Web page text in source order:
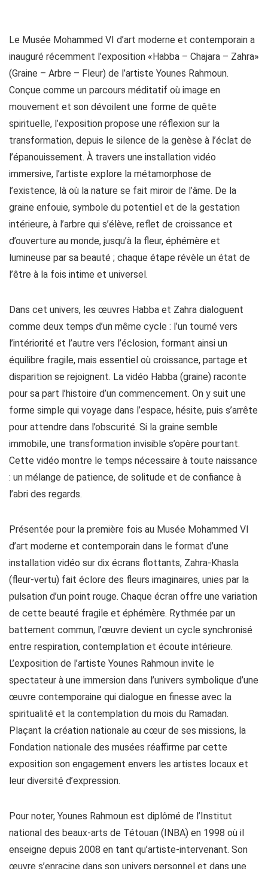
Le Musée Mohammed VI d’art moderne et contemporain a
inauguré récemment l’exposition «Habba – Chajara – Zahra»
(Graine – Arbre – Fleur) de l’artiste Younes Rahmoun.
Conçue comme un parcours méditatif où image en
mouvement et son dévoilent une forme de quête
spirituelle, l’exposition propose une réflexion sur la
transformation, depuis le silence de la genèse à l’éclat de
l’épanouissement. À travers une installation vidéo
immersive, l’artiste explore la métamorphose de
l’existence, là où la nature se fait miroir de l’âme. De la
graine enfouie, symbole du potentiel et de la gestation
intérieure, à l’arbre qui s’élève, reflet de croissance et
d’ouverture au monde, jusqu’à la fleur, éphémère et
lumineuse par sa beauté ; chaque étape révèle un état de
l’être à la fois intime et universel.
Dans cet univers, les œuvres Habba et Zahra dialoguent
comme deux temps d’un même cycle : l’un tourné vers
l’intériorité et l’autre vers l’éclosion, formant ainsi un
équilibre fragile, mais essentiel où croissance, partage et
disparition se rejoignent. La vidéo Habba (graine) raconte
pour sa part l’histoire d’un commencement. On y suit une
forme simple qui voyage dans l’espace, hésite, puis s’arrête
pour attendre dans l’obscurité. Si la graine semble
immobile, une transformation invisible s’opère pourtant.
Cette vidéo montre le temps nécessaire à toute naissance
: un mélange de patience, de solitude et de confiance à
l’abri des regards.
Présentée pour la première fois au Musée Mohammed VI
d’art moderne et contemporain dans le format d’une
installation vidéo sur dix écrans flottants, Zahra-Khasla
(fleur-vertu) fait éclore des fleurs imaginaires, unies par la
pulsation d’un point rouge. Chaque écran offre une variation
de cette beauté fragile et éphémère. Rythmée par un
battement commun, l’œuvre devient un cycle synchronisé
entre respiration, contemplation et écoute intérieure.
L’exposition de l’artiste Younes Rahmoun invite le
spectateur à une immersion dans l’univers symbolique d’une
œuvre contemporaine qui dialogue en finesse avec la
spiritualité et la contemplation du mois du Ramadan.
Plaçant la création nationale au cœur de ses missions, la
Fondation nationale des musées réaffirme par cette
exposition son engagement envers les artistes locaux et
leur diversité d’expression.
Pour noter, Younes Rahmoun est diplômé de l’Institut
national des beaux-arts de Tétouan (INBA) en 1998 où il
enseigne depuis 2008 en tant qu’artiste-intervenant. Son
œuvre s’enracine dans son univers personnel et dans une